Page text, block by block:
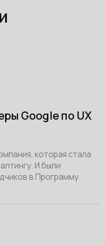
Google по UX
которая стала
И были
в Программу